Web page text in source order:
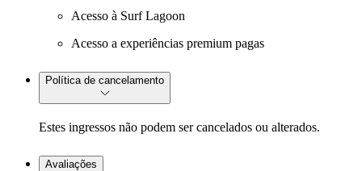
Acesso à Surf Lagoon
Acesso a experiências premium pagas
Política de cancelamento
Estes ingressos não podem ser cancelados ou alterados.
Avaliações